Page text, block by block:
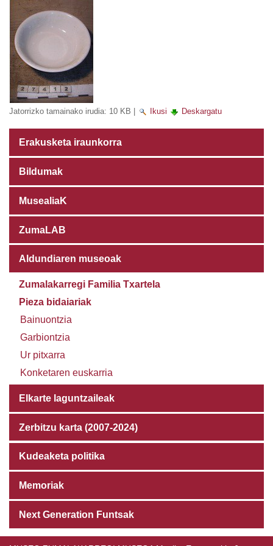
Jatorrizko tamainako irudia: 10 KB Ikusi Deskargatu
Erakusketa iraunkorra
Bildumak
MusealiaK
ZumaLAB
Aldundiaren museoak
Zumalakarregi Familia Txartela
Pieza bidaiariak
Bainuontzia
Garbiontzia
Ur pitxarra
Konketaren euskarria
Elkarte laguntzaileak
Zerbitzu karta (2007-2024)
Kudeaketa politika
Memoriak
Next Generation Funtsak